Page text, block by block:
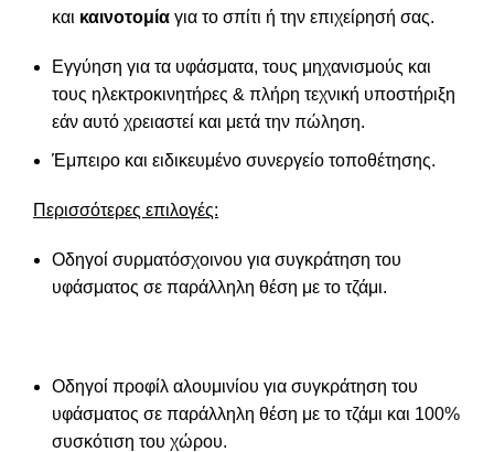
και καινοτομία για το σπίτι ή την επιχείρησή σας.
Εγγύηση για τα υφάσματα, τους μηχανισμούς και
τους ηλεκτροκινητήρες & πλήρη τεχνική υποστήριξη
εάν αυτό χρειαστεί και μετά την πώληση.
Έμπειρο και ειδικευμένο συνεργείο τοποθέτησης.
Περισσότερες επιλογές:
Οδηγοί συρματόσχοινου για συγκράτηση του
υφάσματος σε παράλληλη θέση με το τζάμι.
Οδηγοί προφίλ αλουμινίου για συγκράτηση του
υφάσματος σε παράλληλη θέση με το τζάμι και 100%
συσκότιση του χώρου.